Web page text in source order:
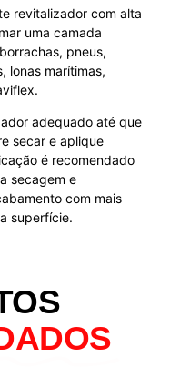
revitalizador com alta
uma camada
pneus,
lonas marítimas,
adequado até que
secar e aplique
é recomendado
secagem e
com mais
superfície.